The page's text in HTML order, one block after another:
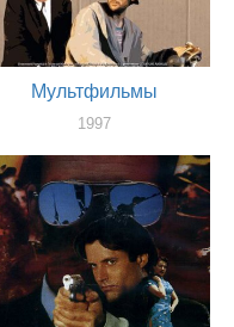
Мультфильмы
1997